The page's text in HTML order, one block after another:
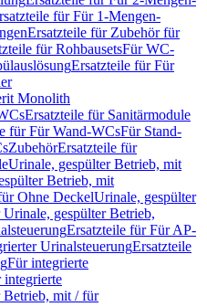
für Für 1-Mengen-
Ersatzteile für Zubehör für
für RohbausetsFür WC-
Ersatzteile für Für
Monolith
Ersatzteile für Sanitärmodule
für Für Wand-WCsFür Stand-
ZubehörErsatzteile für
Urinale, gespülter Betrieb, mit
Betrieb, mit
Ohne DeckelUrinale, gespülter
gespülter Betrieb,
Ersatzteile für Für AP-
UrinalsteuerungErsatzteile
Für integrierte
integrierte
Betrieb, mit / für